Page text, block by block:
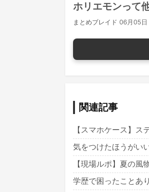
ホリエモンって
まとめブレイド 06月05
関連記事
【スマホケース】ス
気をつけたほうがい
【現場ルポ】夏の
学歴で困ったことあ